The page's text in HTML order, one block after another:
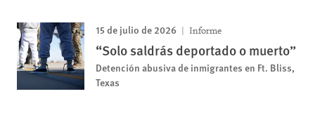
15 de julio de 2026 Informe
“Solo saldrás deportado o muerto”
Detención abusiva de inmigrantes en Ft. Bliss,
Texas